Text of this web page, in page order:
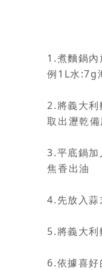
1.煮麵鍋
例1L水:7g
2.將義大利
取出瀝乾備
3.平底鍋加
焦香出油
4.先放入蒜
5.將義大
6.依據喜